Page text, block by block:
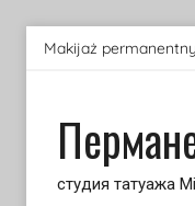
Перейти
Makijaż
студия татуажа